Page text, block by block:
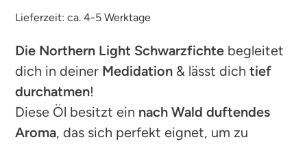
Lieferzeit: ca. 4-5 Werktage
Die Northern Light Schwarzfichte begleitet
dich in deiner Medidation & lässt dichtief
durchatmen!
Diese Öl besitzt ein nach Wald duftendes
Aroma, das sich perfekt eignet, um zu